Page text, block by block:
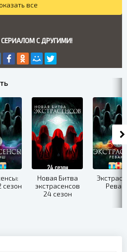
все
СЕРИАЛОМ С ДРУГИМИ!
сезон
Новая Битва
экстрасенсов
24 сезон